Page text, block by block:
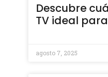
Descubre
TV ideal
agosto 7, 2025